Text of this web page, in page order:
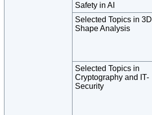
Safety in AI
Selected Topics in 3D
Shape Analysis
Selected Topics in
Cryptography and IT-
Security